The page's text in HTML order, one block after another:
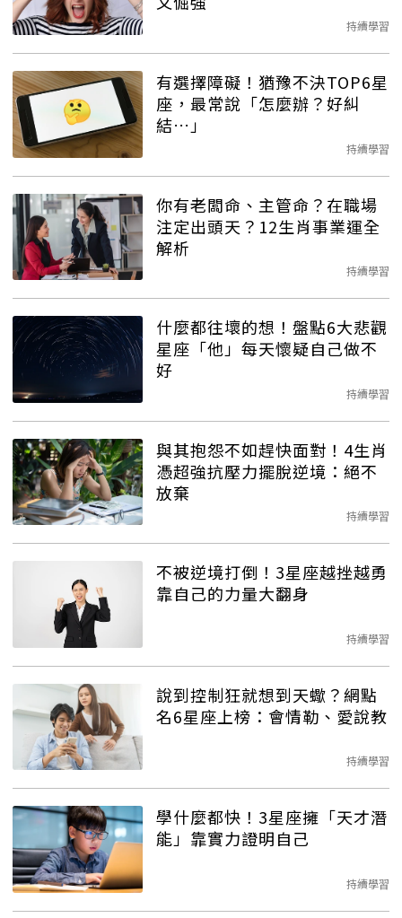
持續學習
有選擇障礙！猶豫不決TOP6星
座，最常說「怎麼辦？好糾
結…」
持續學習
你有老闆命、主管命？在職場
注定出頭天？12生肖事業運全
解析
持續學習
什麼都往壞的想！盤點6大悲觀
星座「他」每天懷疑自己做不
好
持續學習
與其抱怨不如趕快面對！4生肖
憑超強抗壓力擺脫逆境：絕不
放棄
持續學習
不被逆境打倒！3星座越挫越勇
靠自己的力量大翻身
持續學習
說到控制狂就想到天蠍？網點
名6星座上榜：會情勒、愛說教
持續學習
學什麼都快！3星座擁「天才潛
能」靠實力證明自己
持續學習